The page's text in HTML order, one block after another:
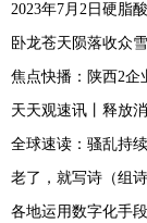
2023年7月2日硬脂
卧龙苍天陨落收众
焦点快播：陕西2企
全球速读：骚乱持
老了，就写诗（组